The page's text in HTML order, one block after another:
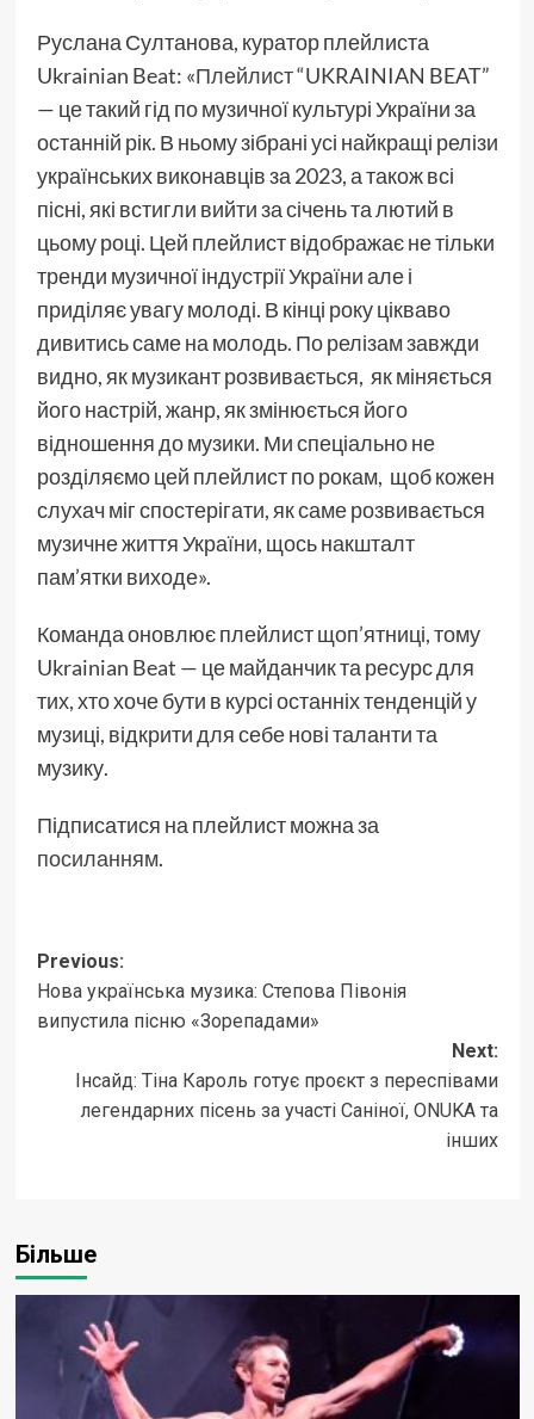
Руслана Султанова, куратор плейлиста
Ukrainian Beat: «Плейлист“UKRAINIAN BEAT”
— це такий гід по музичної культурі України за
останній рік. В ньому зібрані усі найкращі релізи
українських виконавців за 2023, а також всі
пісні, які встигли вийти за січень та лютий в
цьому році. Цей плейлист відображає не тільки
тренди музичної індустрії України але і
приділяє увагу молоді. В кінці року цікваво
дивитись саме на молодь. По релізам завжди
видно, як музикант розвивається, як міняється
його настрій, жанр, як змінюється його
відношення до музики. Ми спеціально не
розділяємо цей плейлист по рокам, щоб кожен
слухач міг спостерігати, як саме розвивається
музичне життя України, щось накшталт
пам’ятки виходе».
Команда оновлює плейлист щоп’ятниці, тому
Ukrainian Beat — це майданчик та ресурс для
тих, хто хоче бути в курсі останніх тенденцій у
музиці, відкрити для себе нові таланти та
музику.
Підписатися на плейлист можна за
посиланням.
Post
navigation
Previous:
Нова українська музика: Степова Півонія
випустила пісню «Зорепадами»
Next:
Інсайд: Тіна Кароль готує проєкт з переспівами
легендарних пісень за участі Саніної, ONUKA та
інших
Більше